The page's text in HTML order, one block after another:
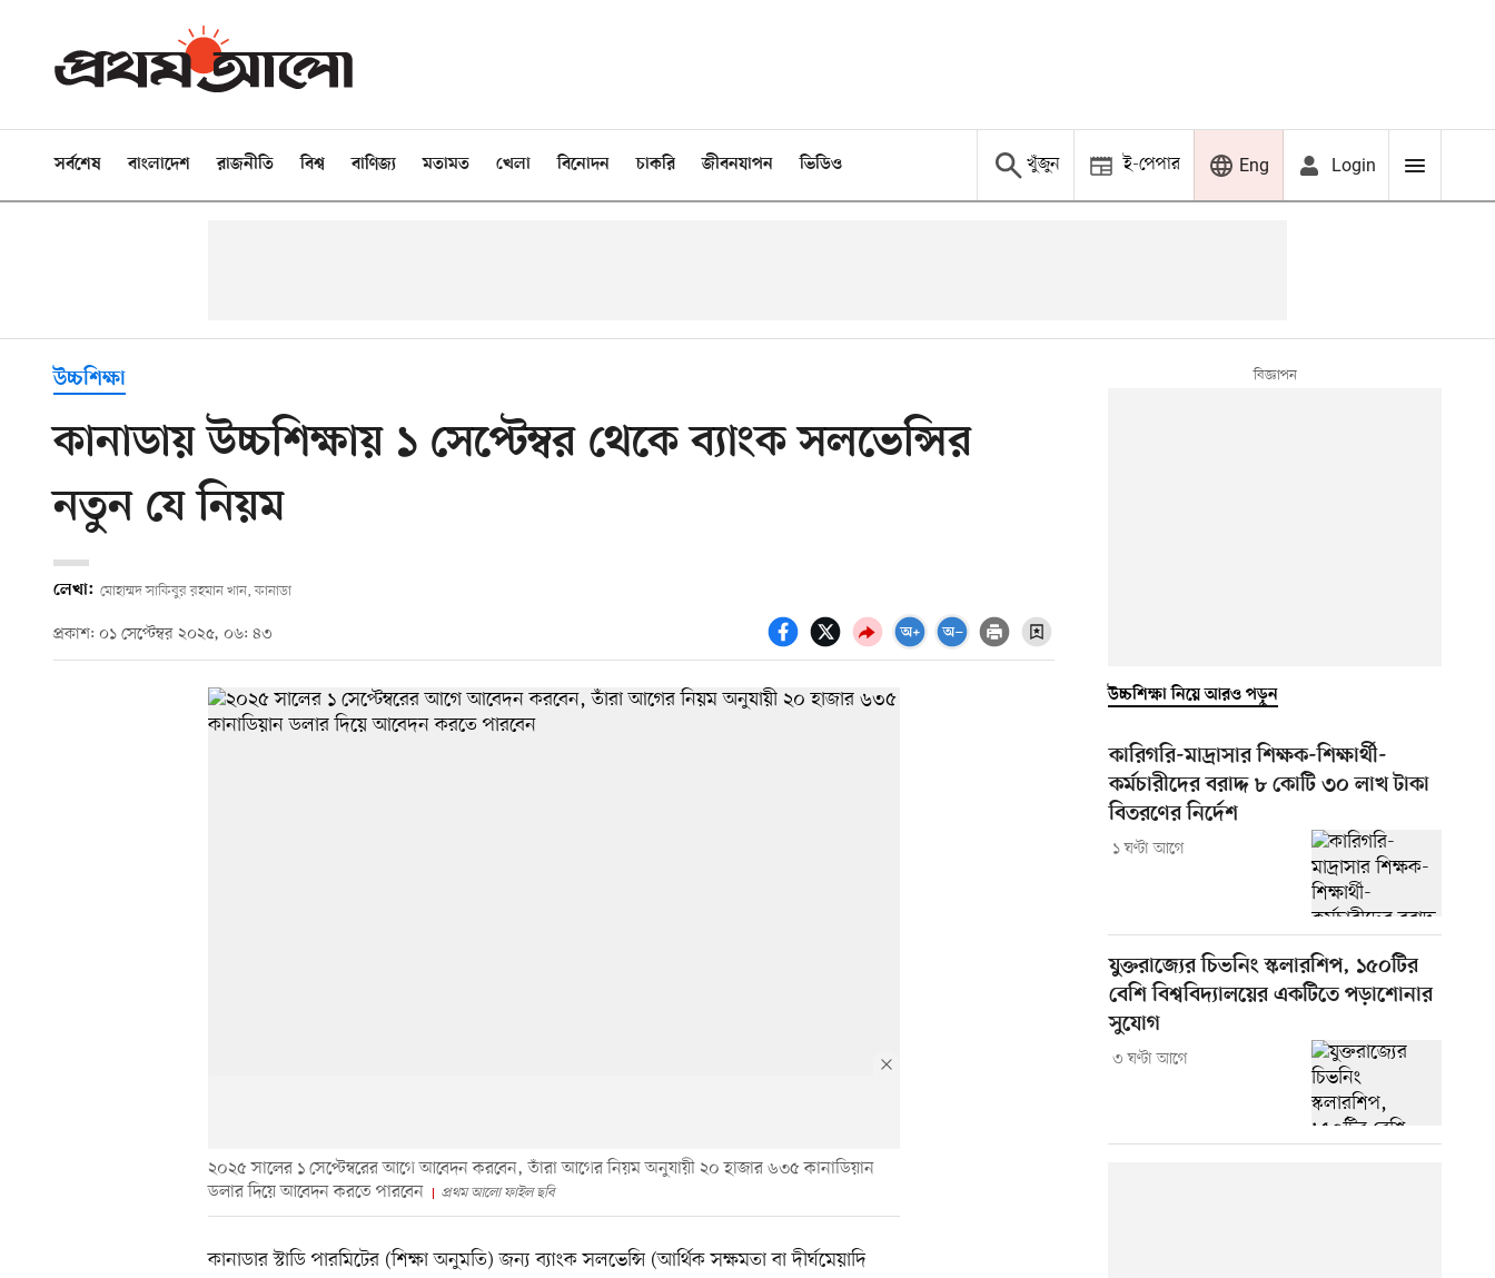
সর্বশেষ বাংলাদেশ রাজনীতি বিশ্ব বাণিজ্য মতামত খেলা বিনোদন চাকরি জীবনযাপন ভিডিও খুঁজুন ই-পেপার Eng Login
উচ্চশিক্ষা
কানাডায় উচ্চশিক্ষায় ১ সেপ্টেম্বর থেকে ব্যাংক সলভেন্সির
নতুন যে নিয়ম
লেখা: মোহাম্মদ সাকিবুর রহমান খান, কানাডা
প্রকাশ: ০১ সেপ্টেম্বর ২০২৫, ০৬: ৪৩
২০২৫ সালের ১ সেপ্টেম্বরের আগে আবেদন করবেন, তাঁরা আগের নিয়ম অনুযায়ী ২০ হাজার ৬৩৫ কানাডিয়ান
ডলার দিয়ে আবেদন করতে পারবেন
প্রথম আলো ফাইল ছবি
কানাডার স্টাডি পারমিটের (শিক্ষা অনুমতি) জন্য ব্যাংক সলভেন্সি (আর্থিক সক্ষমতা বা দীর্ঘমেয়াদি
উচ্চশিক্ষা নিয়ে আরও পড়ুন
কারিগরি-মাদ্রাসার শিক্ষক-শিক্ষার্থী-
কর্মচারীদের বরাদ্দ ৮ কোটি ৩০ লাখ টাকা
বিতরণের নির্দেশ
১ ঘণ্টা আগে
যুক্তরাজ্যের চিভনিং স্কলারশিপ, ১৫০টির
বেশি বিশ্ববিদ্যালয়ের একটিতে পড়াশোনার
সুযোগ
৩ ঘণ্টা আগে